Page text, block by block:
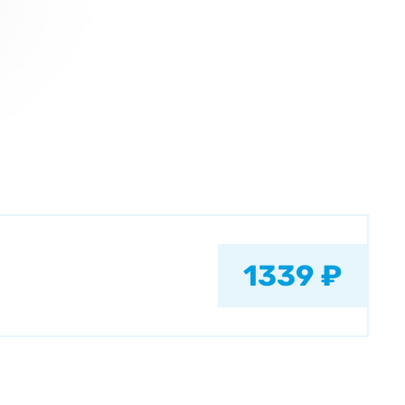
1339 ₽